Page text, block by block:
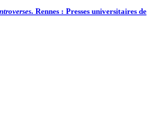
. Rennes : Presses universitaires de